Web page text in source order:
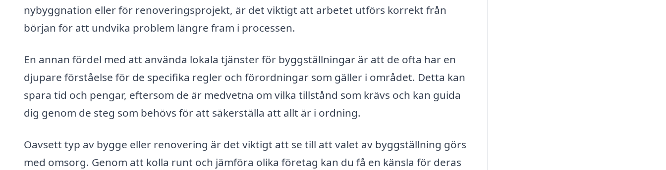
nybyggnation eller för renoveringsprojekt, är det viktigt att arbetet utförs korrekt från
början för att undvika problem längre fram i processen.
En annan fördel med att använda lokala tjänster för byggställningar är att de ofta har en
djupare förståelse för de specifika regler och förordningar som gäller i området. Detta kan
spara tid och pengar, eftersom de är medvetna om vilka tillstånd som krävs och kan guida
dig genom de steg som behövs för att säkerställa att allt är i ordning.
Oavsett typ av bygge eller renovering är det viktigt att se till att valet av byggställning görs
med omsorg. Genom att kolla runt och jämföra olika företag kan du få en känsla för deras